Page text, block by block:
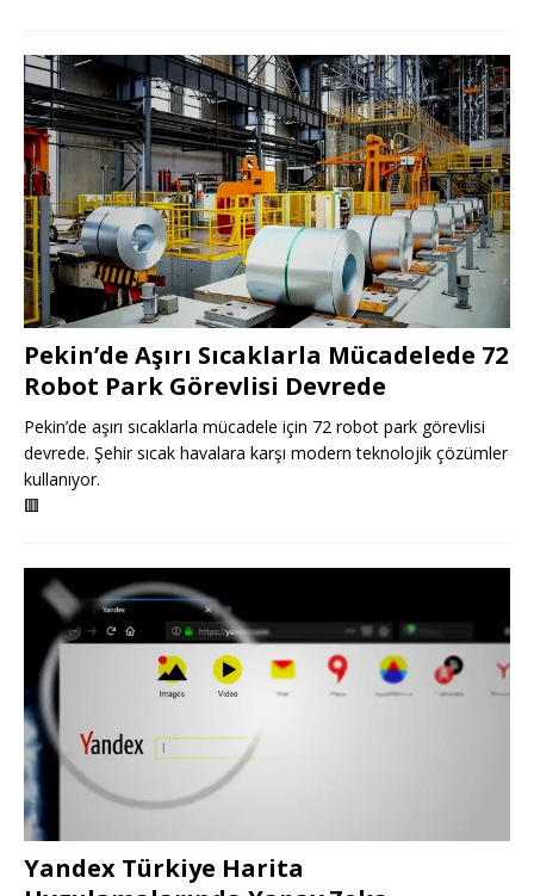
Pekin’de Aşırı Sıcaklarla Mücadelede 72
Robot Park Görevlisi Devrede
Pekin’de aşırı sıcaklarla mücadele için 72 robot park görevlisi
devrede. Şehir sıcak havalara karşı modern teknolojik çözümler
kullanıyor.
🟥
Yandex Türkiye Harita